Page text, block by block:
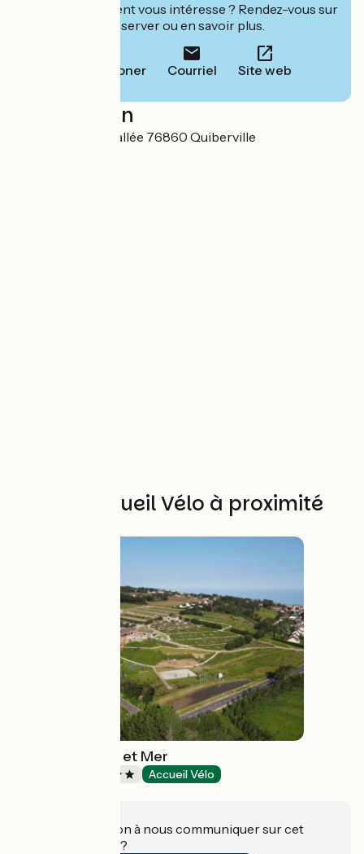
Cet établissement vous intéresse ? Rendez-vous sur
leur site pour réserver ou en savoir plus.
Téléphoner Courriel Site web
Localisation
685 Route de la Vallée 76860 Quiberville
Autres Accueil Vélo à proximité
Domaine Saâne et Mer
Accueil Vélo
Une information à nous communiquer sur cet
établissement ?